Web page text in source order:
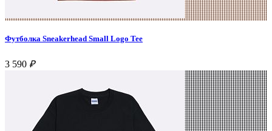
Футболка Sneakerhead Small Logo Tee
3 590 ₽